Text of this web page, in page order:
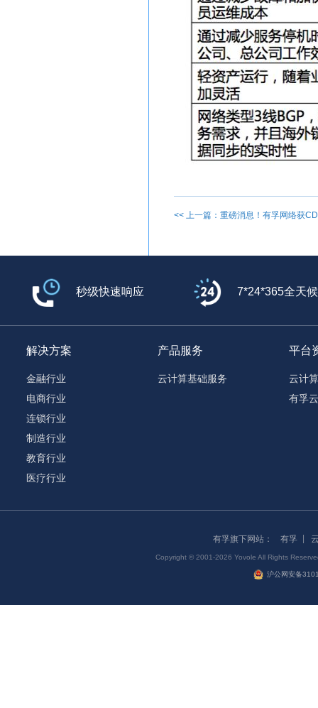
<< 上一篇：重磅消息！有孚网络获
秒级快速响应 7*24*365全天
解决方案
金融行业
电商行业
连锁行业
制造行业
教育行业
医疗行业
产品服务
云计算基础服务
平台
云计
有孚云
有孚旗下网站： 有孚
Copyright © 2001-2026 Yovole All Rights
沪公网安备